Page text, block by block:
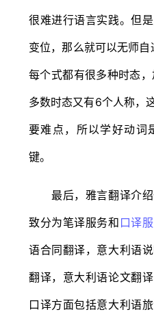
很难进行语言实践。但
变位，那么就可以无师自
每个式都有很多种时态
多数时态又有6个人称，
要难点，所以学好动词
键。
最后，雅言翻译介绍
致分为笔译服务和 口译
语合同翻译，意大利语
翻译，意大利语论文翻
口译方面包括意大利语